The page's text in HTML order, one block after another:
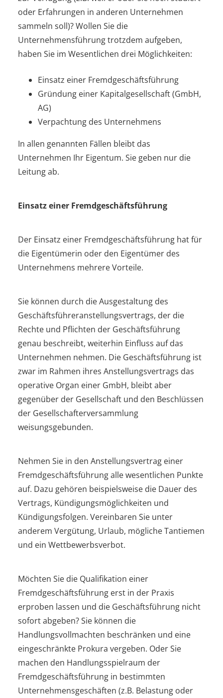
oder Erfahrungen in anderen Unternehmen
sammeln soll)? Wollen Sie die
Unternehmensführung trotzdem aufgeben,
haben Sie im Wesentlichen drei Möglichkeiten:
Einsatz einer Fremdgeschäftsführung
Gründung einer Kapitalgesellschaft (GmbH,
AG)
Verpachtung des Unternehmens
In allen genannten Fällen bleibt das
Unternehmen Ihr Eigentum. Sie geben nur die
Leitung ab.
Einsatz einer Fremdgeschäftsführung
Der Einsatz einer Fremdgeschäftsführung hat für
die Eigentümerin oder den Eigentümer des
Unternehmens mehrere Vorteile.
Sie können durch die Ausgestaltung des
Geschäftsführeranstellungsvertrags, der die
Rechte und Pflichten der Geschäftsführung
genau beschreibt, weiterhin Einfluss auf das
Unternehmen nehmen. Die Geschäftsführung ist
zwar im Rahmen ihres Anstellungsvertrags das
operative Organ einer GmbH, bleibt aber
gegenüber der Gesellschaft und den Beschlüssen
der Gesellschafterversammlung
weisungsgebunden.
Nehmen Sie in den Anstellungsvertrag einer
Fremdgeschäftsführung alle wesentlichen Punkte
auf. Dazu gehören beispielsweise die Dauer des
Vertrags, Kündigungsmöglichkeiten und
Kündigungsfolgen. Vereinbaren Sie unter
anderem Vergütung, Urlaub, mögliche Tantiemen
und ein Wettbewerbsverbot.
Möchten Sie die Qualifikation einer
Fremdgeschäftsführung erst in der Praxis
erproben lassen und die Geschäftsführung nicht
sofort abgeben? Sie können die
Handlungsvollmachten beschränken und eine
eingeschränkte Prokura vergeben. Oder Sie
machen den Handlungsspielraum der
Fremdgeschäftsführung in bestimmten
Unternehmensgeschäften (z.B. Belastung oder